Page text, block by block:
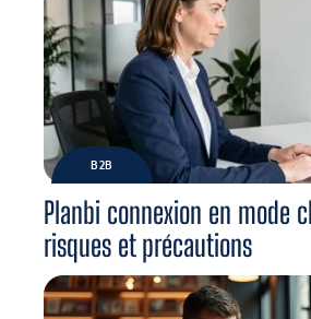
B2B
Planbi connexion en mode
risques et précautions